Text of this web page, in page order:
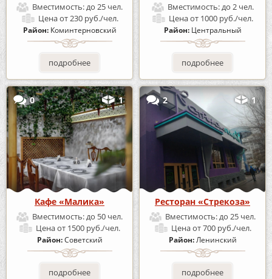
Вместимость: до 25 чел.
Ценаот 230 руб./чел.
Район: Коминтерновский
подробнее
Вместимость: до 2 чел.
Ценаот 1000 руб./чел.
Район: Центральный
подробнее
0 1
Кафе «Малика»
Вместимость:до 50 чел.
Ценаот 1500 руб./чел.
Район:Советский
подробнее
2 1
Ресторан «Стрекоза»
Вместимость:до 25 чел.
Ценаот 700 руб./чел.
Район:Ленинский
подробнее